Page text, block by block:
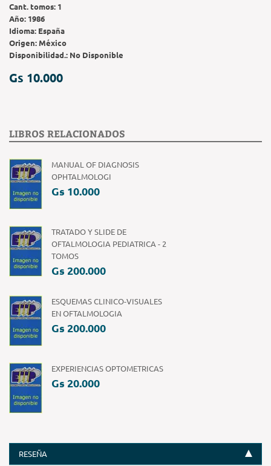
Cant. tomos: 1
Año: 1986
Idioma: España
Origen:México
Disponibilidad.: No Disponible
Gs 10.000
LIBROS RELACIONADOS
MANUAL OF DIAGNOSIS
OPHTALMOLOGI
Gs 10.000
TRATADO Y SLIDE DE
OFTALMOLOGIA PEDIATRICA - 2
TOMOS
Gs 200.000
ESQUEMAS CLINICO-VISUALES
EN OFTALMOLOGIA
Gs 200.000
EXPERIENCIAS OPTOMETRICAS
Gs 20.000
RESEÑA